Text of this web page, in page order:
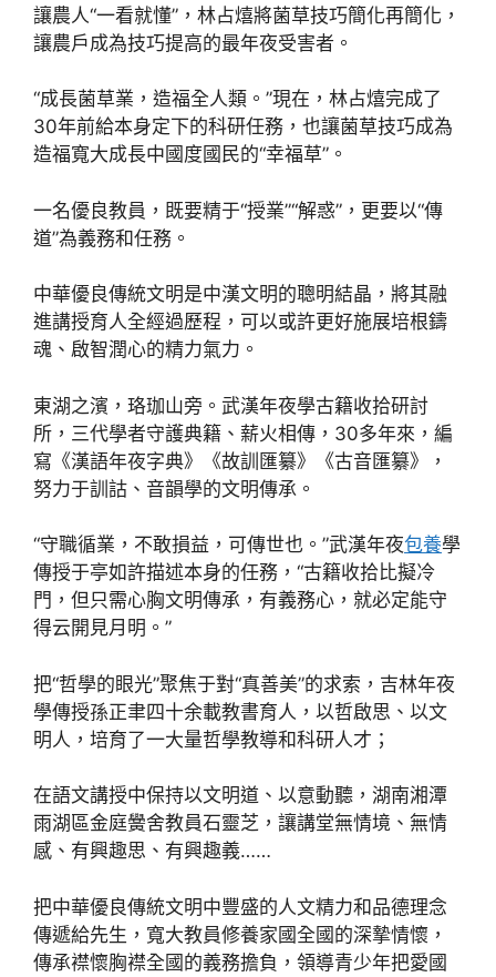
讓農人“一看就懂”，林占熺將菌草技巧簡化再簡化，
讓農戶成為技巧提高的最年夜受害者。
“成長菌草業，造福全人類。”現在，林占熺完成了
30年前給本身定下的科研任務，也讓菌草技巧成為
造福寬大成長中國度國民的“幸福草”。
一名優良教員，既要精于“授業”“解惑”，更要以“傳
道”為義務和任務。
中華優良傳統文明是中漢文明的聰明結晶，將其融
進講授育人全經過歷程，可以或許更好施展培根鑄
魂、啟智潤心的精力氣力。
東湖之濱，珞珈山旁。武漢年夜學古籍收拾研討
所，三代學者守護典籍、薪火相傳，30多年來，編
寫《漢語年夜字典》《故訓匯纂》《古音匯纂》，
努力于訓詁、音韻學的文明傳承。
“守職循業，不敢損益，可傳世也。”武漢年夜包養學
傳授于亭如許描述本身的任務，“古籍收拾比擬冷
門，但只需心胸文明傳承，有義務心，就必定能守
得云開見月明。”
把“哲學的眼光”聚焦于對“真善美”的求索，吉林年夜
學傳授孫正聿四十余載教書育人，以哲啟思、以文
明人，培育了一大量哲學教導和科研人才；
在語文講授中保持以文明道、以意動聽，湖南湘潭
雨湖區金庭黌舍教員石靈芝，讓講堂無情境、無情
感、有興趣思、有興趣義……
把中華優良傳統文明中豐盛的人文精力和品德理念
傳遞給先生，寬大教員修養家國全國的深摯情懷，
傳承襟懷胸襟全國的義務擔負，領導青少年把愛國